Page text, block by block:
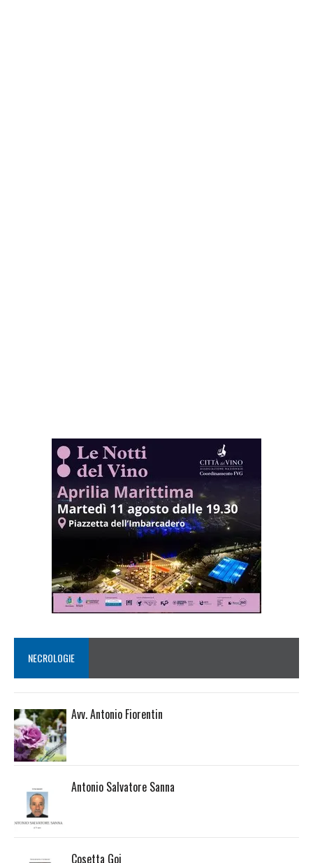
NECROLOGIE
Avv. Antonio Fiorentin
Antonio Salvatore Sanna
Cosetta Goi